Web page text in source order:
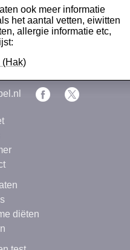
ook meer informatie
het aantal vetten, eiwitten
allergie informatie etc,
(Hak)
diëten